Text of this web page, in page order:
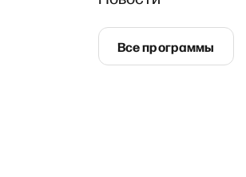
Все программы